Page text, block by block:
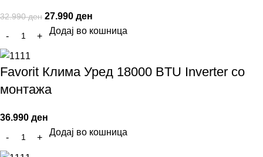
32.990ден 27.990 ден
Додај во кошница
Favorit Клима Уред 18000 BTU Inverter со
монтажа
36.990 ден
Додај во кошница